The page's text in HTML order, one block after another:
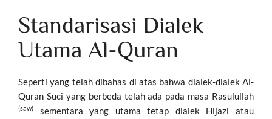
Standarisasi Dialek
Utama Al-Quran
Seperti yang telah dibahas di atas bahwa dialek-dialek Al-
Quran Suci yang berbeda telah ada pada masa Rasulullah
(saw)
sementara yang utama tetap dialek Hijazi atau